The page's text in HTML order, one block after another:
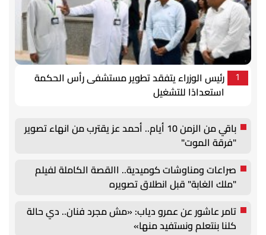
1
رئيس الوزراء يتفقد تطوير مستشفى رأس الحكمة
استعدادًا للتشغيل
باقي من الزمن 10 أيام.. أحمد عز يقترب من انهاء تصوير
"فرقة الموت"
صراعات ومناوشات كوميدية.. االقصة الكاملة لفيلم
"ملك الغابة" قبل انطلاق تصويره
تامر عاشور عن عمرو دياب: «مش مجرد فنان.. دي حالة
كلنا بنتعلم ونستفيد منها»